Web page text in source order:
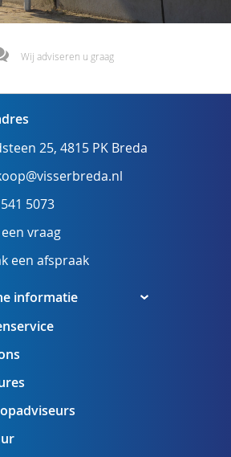
Wij adviseren u graag
informatie
25, 4815 PK Breda
5073
vraag
een afspraak